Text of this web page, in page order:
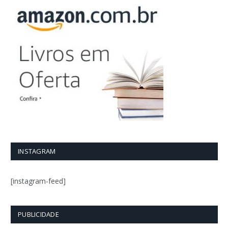
INSTAGRAM
[instagram-feed]
PUBLICIDADE